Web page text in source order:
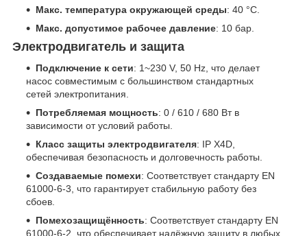
Макс. температура окружающей среды: 40 °C.
Макс. допустимое рабочее давление: 10 бар.
Электродвигатель и защита
Подключение к сети: 1~230 V, 50 Hz, что делает
насос совместимым с большинством стандартных
сетей электропитания.
Потребляемая мощность: 0 / 610 / 680 Вт в
зависимости от условий работы.
Класс защиты электродвигателя: IP X4D,
обеспечивая безопасность и долговечность работы.
Создаваемые помехи: Соответствует стандарту EN
61000-6-3, что гарантирует стабильную работу без
сбоев.
Помехозащищённость: Соответствует стандарту EN
61000-6-2, что обеспечивает надёжную защиту в любых